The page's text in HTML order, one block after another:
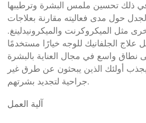
في ذلك تحسين ملمس البشرة وترطيبها
حول مدى فعاليته مقارنة بعلاجات
مثل الميكروكرنت والميكرونيدلينغ.
الجلفانيك للوجه خيارًا مستخدمًا
نطاق واسع في مجال العناية بالبشرة
ويجذب أولئك الذين يبحثون عن طرق غير
جراحية لتجديد بشرتهم.
آلية العمل